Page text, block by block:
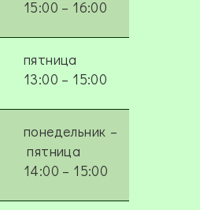
15:00 – 16:00
пятница
13:00 – 15:00
понедельник –
пятница
14:00 – 15:00